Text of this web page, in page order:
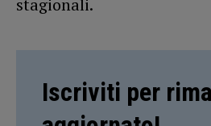
stagionali.
Iscriviti per